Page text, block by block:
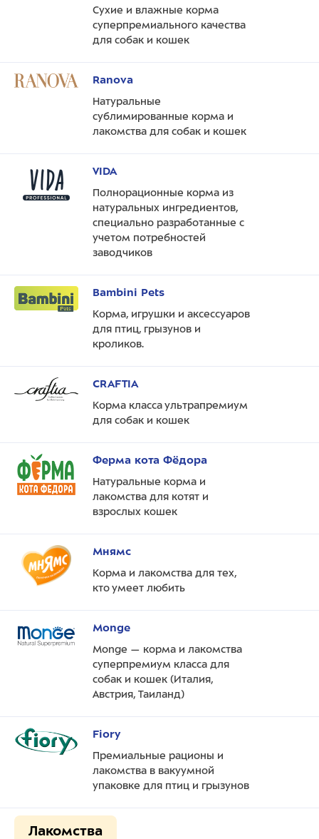
Сухие и влажные корма
суперпремиального качества
для собак и кошек
Ranova
Натуральные
сублимированные корма и
лакомства для собак и кошек
VIDA
Полнорационные корма из
натуральных ингредиентов,
специально разработанные с
учетом потребностей
заводчиков
Bambini Pets
Корма, игрушки и аксессуаров
для птиц, грызунов и
кроликов.
CRAFTIA
Корма класса ультрапремиум
для собак и кошек
Ферма кота Фёдора
Натуральные корма и
лакомства для котят и
взрослых кошек
Мнямс
Корма и лакомства для тех,
кто умеет любить
Monge
Monge — корма и лакомства
суперпремиум класса для
собак и кошек (Италия,
Австрия, Таиланд)
Fiory
Премиальные рационы и
лакомства в вакуумной
упаковке для птиц и грызунов
Лакомства